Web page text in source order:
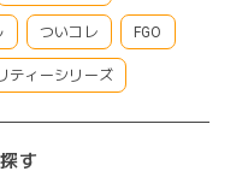
ついコレ FGO
ティーシリーズ
す